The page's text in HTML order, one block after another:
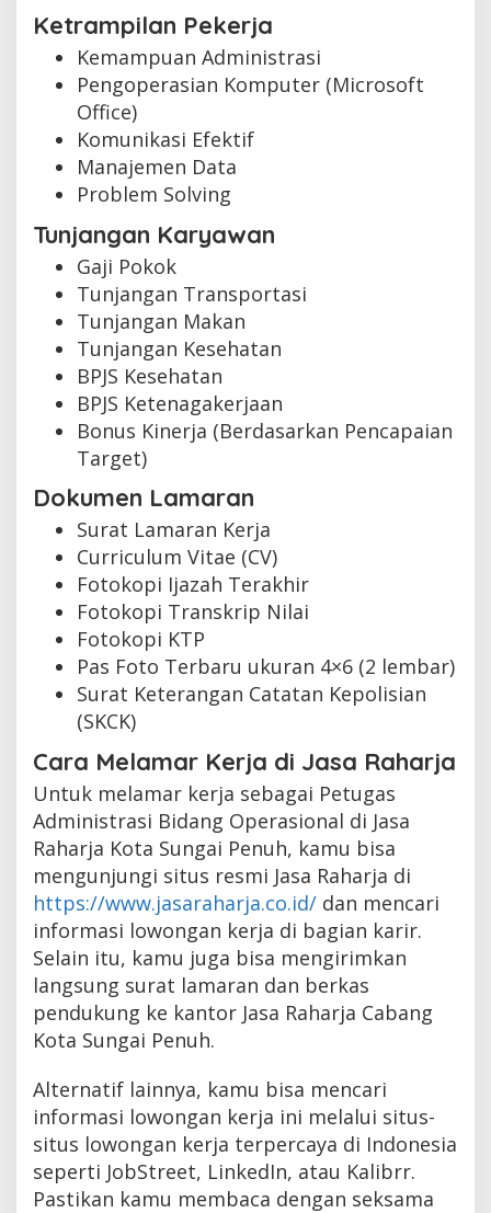
Ketrampilan Pekerja
Kemampuan Administrasi
Pengoperasian Komputer (Microsoft
Office)
Komunikasi Efektif
Manajemen Data
Problem Solving
Tunjangan Karyawan
Gaji Pokok
Tunjangan Transportasi
Tunjangan Makan
Tunjangan Kesehatan
BPJS Kesehatan
BPJS Ketenagakerjaan
Bonus Kinerja (Berdasarkan Pencapaian
Target)
Dokumen Lamaran
Surat Lamaran Kerja
Curriculum Vitae (CV)
Fotokopi Ijazah Terakhir
Fotokopi Transkrip Nilai
Fotokopi KTP
Pas Foto Terbaru ukuran 4×6 (2 lembar)
Surat Keterangan Catatan Kepolisian
(SKCK)
Cara Melamar Kerja di Jasa Raharja
Untuk melamar kerja sebagai Petugas
Administrasi Bidang Operasional di Jasa
Raharja Kota Sungai Penuh, kamu bisa
mengunjungi situs resmi Jasa Raharja di
https://www.jasaraharja.co.id/ dan mencari
informasi lowongan kerja di bagian karir.
Selain itu, kamu juga bisa mengirimkan
langsung surat lamaran dan berkas
pendukung ke kantor Jasa Raharja Cabang
Kota Sungai Penuh.
Alternatif lainnya, kamu bisa mencari
informasi lowongan kerja ini melalui situs-
situs lowongan kerja terpercaya di Indonesia
seperti JobStreet, LinkedIn, atau Kalibrr.
Pastikan kamu membaca dengan seksama